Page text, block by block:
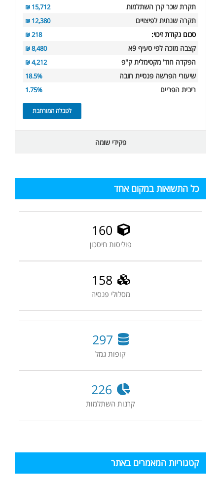
תקרת שכר קרן השתלמות 15,712 ₪
תקרה שנתית לפיצויים 12,380 ₪
סכום נקודת זיכוי: 218 ₪
קצבה מזכה לפי סעיף 9א 8,480 ₪
הפקדה חוד' מקסימלית ק"פ 4,212 ₪
שיעורי הפרשה פנסיית חובה 18.5%
ריבית הפריים 1.75%
לטבלה המורחבת
פקידי שומה
כל התשואות במקום אחד
160
פוליסות חיסכון
158
מסלולי פנסיה
297
קופות גמל
226
קרנות השתלמות
קטגוריות המאמרים באתר